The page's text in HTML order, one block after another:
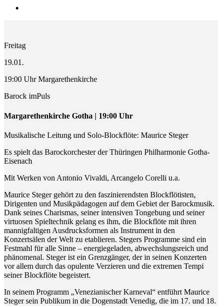
Freitag
19.01.
19:00 Uhr Margarethenkirche
Barock imPuls
Margarethenkirche Gotha | 19:00 Uhr
Musikalische Leitung und Solo-Blockflöte: Maurice Steger
Es spielt das Barockorchester der Thüringen Philharmonie Gotha-
Eisenach
Mit Werken von Antonio Vivaldi, Arcangelo Corelli u.a.
Maurice Steger gehört zu den faszinierendsten Blockflötisten,
Dirigenten und Musikpädagogen auf dem Gebiet der Barockmusik.
Dank seines Charismas, seiner intensiven Tongebung und seiner
virtuosen Spieltechnik gelang es ihm, die Blockflöte mit ihren
mannigfaltigen Ausdrucksformen als Instrument in den
Konzertsälen der Welt zu etablieren. Stegers Programme sind ein
Festmahl für alle Sinne – energiegeladen, abwechslungsreich und
phänomenal. Steger ist ein Grenzgänger, der in seinen Konzerten
vor allem durch das opulente Verzieren und die extremen Tempi
seiner Blockflöte begeistert.
In seinem Programm „Venezianischer Karneval“ entführt Maurice
Steger sein Publikum in die Dogenstadt Venedig, die im 17. und 18.